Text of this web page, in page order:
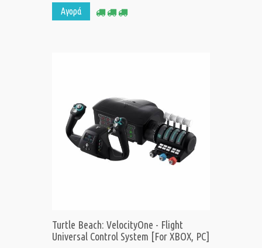
Αγορά
Turtle Beach: VelocityOne - Flight
Universal Control System [For XBOX, PC]